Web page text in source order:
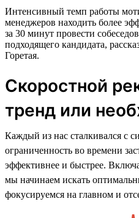
Интенсивный темп работы
менеджеров находить более
за 30 минут провести
подходящего кандидата,
Горетая.
Скоростной
тренд или
Каждый из нас сталкивался с
ограниченность во времени
эффективнее и быстрее.
мы начинаем искать
фокусируемся на главном и